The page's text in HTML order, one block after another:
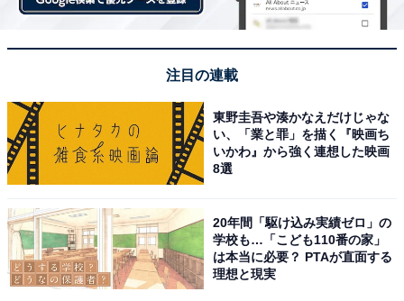
View this post on Instagram
注目の連載
東野圭吾や湊かなえだけじゃな
い、「業と罪」を描く『映画ち
いかわ』から強く連想した映画
8選
20年間「駆け込み実績ゼロ」の
学校も…「こども110番の家」
は本当に必要？ PTAが直面する
理想と現実